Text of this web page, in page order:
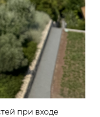
при входе